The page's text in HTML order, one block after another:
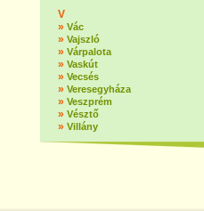
V
» Vác
» Vajszló
» Várpalota
» Vaskút
» Vecsés
» Veresegyháza
» Veszprém
» Vésztő
» Villány